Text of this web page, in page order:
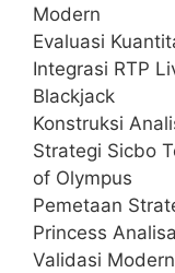
Modern
Evaluasi
Integrasi RTP
Blackjack
Konstruksi
Strategi Sicbo
of Olympus
Pemetaan
Princess
Validasi Modern